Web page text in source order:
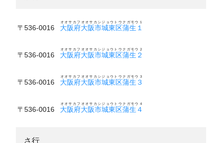
〒536-0016 大阪府大阪市城東区蒲生１
オオサカフオオサカシジョウトウクガモウ１
〒536-0016 大阪府大阪市城東区蒲生２
オオサカフオオサカシジョウトウクガモウ２
〒536-0016 大阪府大阪市城東区蒲生３
オオサカフオオサカシジョウトウクガモウ３
〒536-0016 大阪府大阪市城東区蒲生４
オオサカフオオサカシジョウトウクガモウ４
さ行